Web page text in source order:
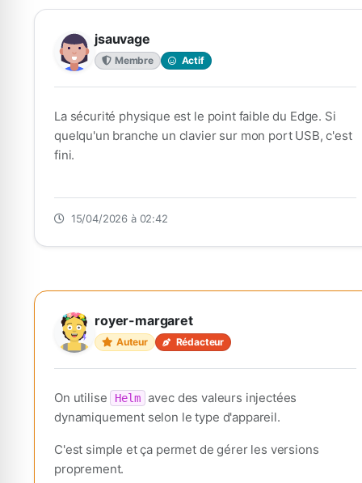
jsauvage
Membre Actif
La sécurité physique est le point faible du Edge. Si
quelqu'un branche un clavier sur mon port USB, c'est
fini.
15/04/2026 à 02:42
royer-margaret
Auteur Rédacteur
On utilise Helm avec des valeurs injectées
dynamiquement selon le type d'appareil.
C'est simple et ça permet de gérer les versions
proprement.